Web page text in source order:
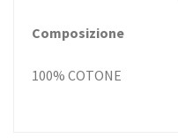
Composizione
100% COTONE